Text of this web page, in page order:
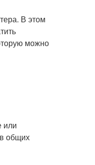
В этом
можно
или
общих